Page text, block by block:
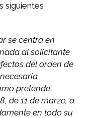
siguientes
se centra en
al solicitante
del orden de
pretende
de 11 de marzo, a
en todo su